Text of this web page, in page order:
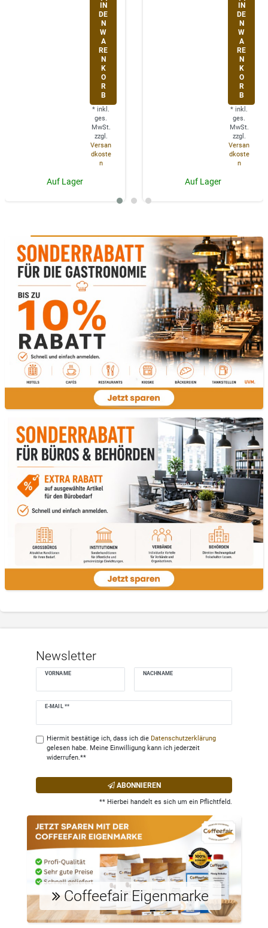
IN
DE
N
W
A
RE
N
K
O
R
B
* inkl.
ges.
MwSt.
zzgl.
Versan
dkoste
n
Auf Lager
IN
DE
N
W
A
RE
N
K
O
R
B
* inkl.
ges.
MwSt.
zzgl.
Versan
dkoste
n
Auf Lager
Newsletter
VORNAME NACHNAME
E-MAIL **
Newsletter
Hiermit bestätige ich, dass ich die Daten­schutz­erklärung
gelesen habe. Meine Einwilligung kann ich jederzeit
widerrufen.**
ABONNIEREN
** Hierbei handelt es sich um ein Pflichtfeld.
Coffeefair Eigenmarke